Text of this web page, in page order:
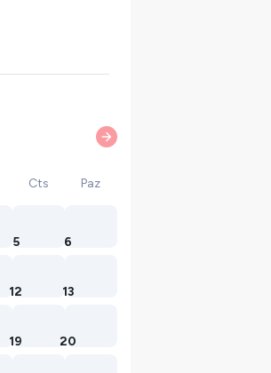
Cts Paz
5 6
12 13
19 20